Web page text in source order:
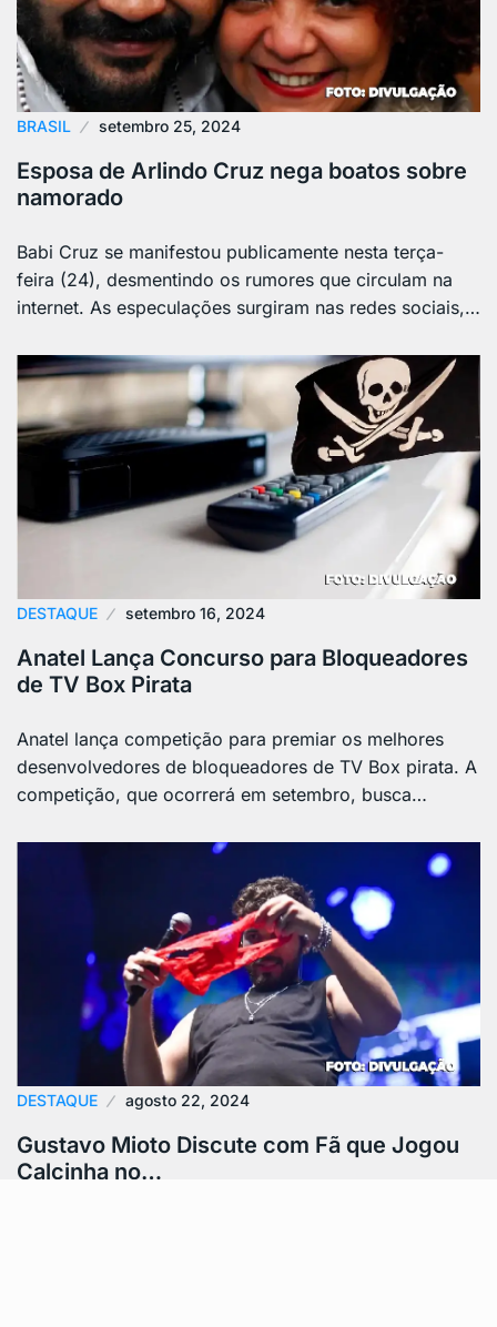
BRASIL setembro 25, 2024
Esposa de Arlindo Cruz nega boatos sobre
namorado
Babi Cruz se manifestou publicamente nesta terça-
feira (24), desmentindo os rumores que circulam na
internet. As especulações surgiram nas redes sociais,…
DESTAQUE setembro 16, 2024
Anatel Lança Concurso para Bloqueadores
de TV Box Pirata
Anatel lança competição para premiar os melhores
desenvolvedores de bloqueadores de TV Box pirata. A
competição, que ocorrerá em setembro, busca…
DESTAQUE agosto 22, 2024
Gustavo Mioto Discute com Fã que Jogou
Calcinha no…